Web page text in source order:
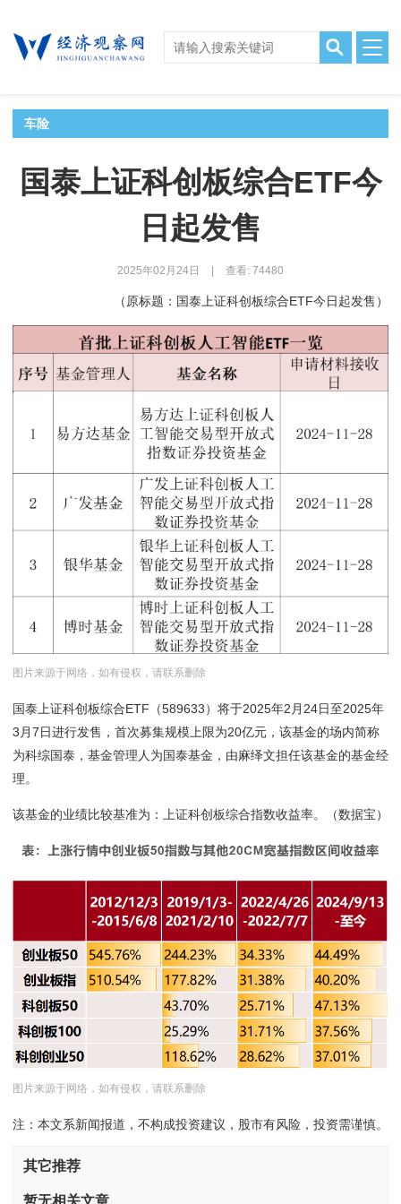
车险
国泰上证科创板综合ETF今
日起发售
2025年02月24日 查看: 74480
（原标题：国泰上证科创板综合ETF今日起发售）
图片来源于网络，如有侵权，请联系删除
国泰上证科创板综合ETF（589633）将于2025年2月24日至2025年
3月7日进行发售，首次募集规模上限为20亿元，该基金的场内简称
为科综国泰，基金管理人为国泰基金，由麻绎文担任该基金的基金经
理。
该基金的业绩比较基准为：上证科创板综合指数收益率。（数据宝）
图片来源于网络，如有侵权，请联系删除
注：本文系新闻报道，不构成投资建议，股市有风险，投资需谨慎。
其它推荐